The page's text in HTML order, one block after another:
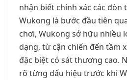
nhận biết chính xác các đòn
Wukong là bước đầu tiên
chơi, Wukong sở hữu nhiều
dạng, từ cận chiến đến tầm
đặc biệt có sát thương cao.
rõ từng dấu hiệu trước khi